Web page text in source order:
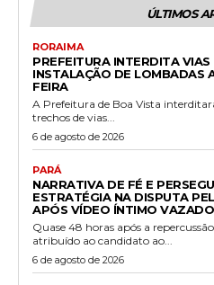
ÚLTIMOS
RORAIMA
PREFEITURA INTERDITA
INSTALAÇÃO DE LOMBADAS
FEIRA
A Prefeitura de Boa Vista
trechos de vias...
6 de agosto de 2026
PARÁ
NARRATIVA DE FÉ E
ESTRATÉGIA NA DISPUTA
APÓS VÍDEO ÍNTIMO
Quase 48 horas após a
atribuído ao candidato ao...
6 de agosto de 2026